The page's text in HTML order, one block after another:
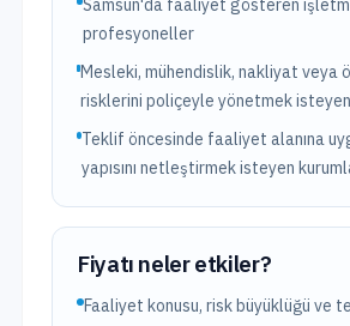
Samsun'da faaliyet gösteren
profesyoneller
Mesleki, mühendislik, nakliyat veya
risklerini poliçeyle yönetmek
Teklif öncesinde faaliyet alanına
yapısını netleştirmek isteyen
Fiyatı neler etkiler?
Faaliyet konusu, risk büyüklüğü ve